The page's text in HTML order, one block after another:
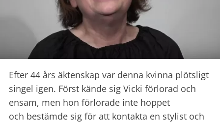
Efter 44 års äktenskap var denna kvinna plötsligt
singel igen. Först kände sig Vicki förlorad och
ensam, men hon förlorade inte hoppet
och bestämde sig för att kontakta en stylist och